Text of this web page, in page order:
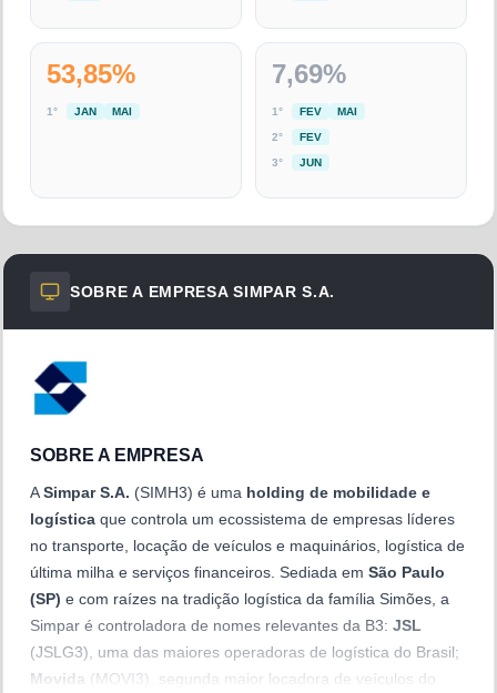
53,85%
1° JAN MAI
7,69%
1° FEV MAI
2° FEV
3° JUN
SOBRE A EMPRESASIMPAR S.A.
SOBRE A EMPRESA
ASimpar S.A. (SIMH3) é uma holding de mobilidade e
logística que controla um ecossistema de empresas líderes
no transporte, locação de veículos e maquinários, logística de
última milha e serviços financeiros. Sediada em São Paulo
(SP) e com raízes na tradição logística da família Simões, a
Simpar é controladora de nomes relevantes da B3: JSL
(JSLG3), uma das maiores operadoras de logística do Brasil;
Movida (MOVI3), segunda maior locadora de veículos do